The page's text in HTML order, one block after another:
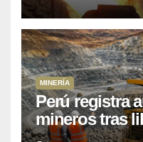
MINERÍA
Perú registra
mineros tras
de mil